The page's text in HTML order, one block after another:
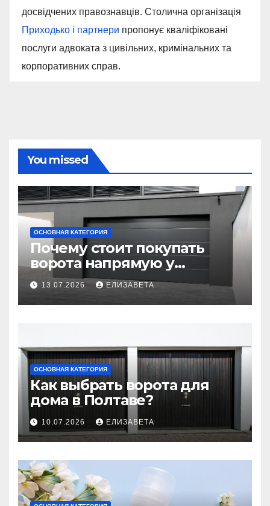
досвідчених правознавців. Столична організація
Приходько і партнери пропонує кваліфіковані
послуги адвоката з цивільних, кримінальних та
корпоративних справ.
You missed
ОСНОВНАЯ КАТЕГОРИЯ
Почему стоит покупать
ворота напрямую у
производителя
13.07.2026 ЕЛИЗАВЕТА
ОСНОВНАЯ КАТЕГОРИЯ
Как выбрать ворота для
дома в Полтаве?
10.07.2026 ЕЛИЗАВЕТА